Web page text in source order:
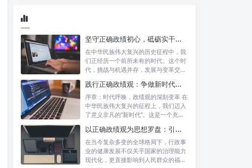
坚守正确政绩初心，砥砺实干担当精神：锚定新时代高质量发展的精神坐标
在中华民族伟大复兴的历史征程中，我
们正经历一个前所未有的时代。这个时
代，挑战与机遇并存，发展与变革交
践行正确政绩观：争做新时代合格公职人员的根本遵循与行动自觉
序章：时代呼唤，政绩观的深刻变革 在
中华民族伟大复兴的征程上，我们迈入
了意义非凡的“新时代”。这是一个充满
以正确政绩观为思想罗盘：引领行政事业高质量发展新征程
在当今复杂多变的全球格局下，行政事
业的健康发展不仅关乎国家的治理能力
现代化，更直接影响到人民群众的福祉